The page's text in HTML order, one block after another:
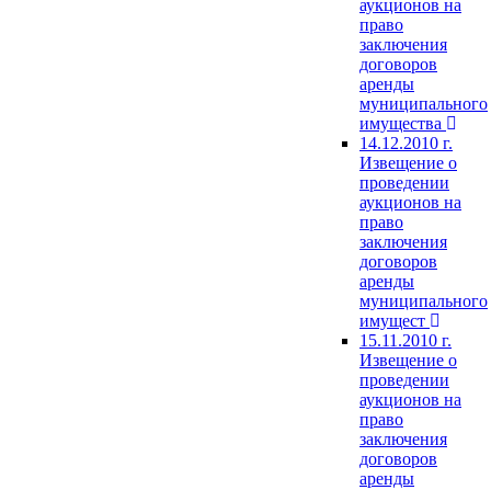
аукционов на
право
заключения
договоров
аренды
муниципального
имущества
14.12.2010 г.
Извещение о
проведении
аукционов на
право
заключения
договоров
аренды
муниципального
имущест
15.11.2010 г.
Извещение о
проведении
аукционов на
право
заключения
договоров
аренды